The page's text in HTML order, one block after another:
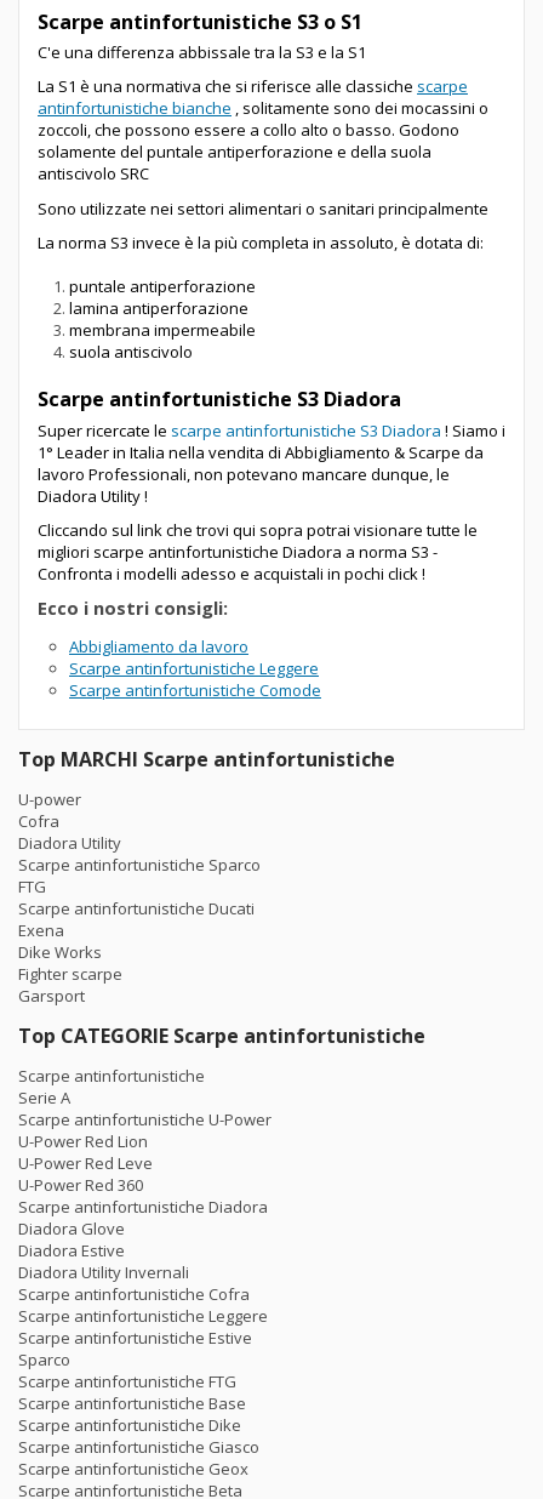
Scarpe antinfortunistiche S3 o S1
C'e una differenza abbissale tra la S3 e la S1
La S1 è una normativa che si riferisce alle classiche scarpe
antinfortunistiche bianche , solitamente sono dei mocassini o
zoccoli, che possono essere a collo alto o basso. Godono
solamente del puntale antiperforazione e della suola
antiscivolo SRC
Sono utilizzate nei settori alimentari o sanitari principalmente
La norma S3 invece è la più completa in assoluto, è dotata di:
puntale antiperforazione
lamina antiperforazione
membrana impermeabile
suola antiscivolo
Scarpe antinfortunistiche S3 Diadora
Super ricercate le scarpe antinfortunistiche S3 Diadora ! Siamo i
1° Leader in Italia nella vendita di Abbigliamento & Scarpe da
lavoro Professionali, non potevano mancare dunque, le
Diadora Utility !
Cliccando sul link che trovi qui sopra potrai visionare tutte le
migliori scarpe antinfortunistiche Diadora a norma S3 -
Confronta i modelli adesso e acquistali in pochi click !
Ecco i nostri consigli:
Abbigliamento da lavoro
Scarpe antinfortunistiche Leggere
Scarpe antinfortunistiche Comode
Top MARCHI Scarpe antinfortunistiche
U-power
Cofra
Diadora Utility
Scarpe antinfortunistiche Sparco
FTG
Scarpe antinfortunistiche Ducati
Exena
Dike Works
Fighter scarpe
Garsport
Top CATEGORIE Scarpe antinfortunistiche
Scarpe antinfortunistiche
Serie A
Scarpe antinfortunistiche U-Power
U-Power Red Lion
U-Power Red Leve
U-Power Red 360
Scarpe antinfortunistiche Diadora
Diadora Glove
Diadora Estive
Diadora Utility Invernali
Scarpe antinfortunistiche Cofra
Scarpe antinfortunistiche Leggere
Scarpe antinfortunistiche Estive
Sparco
Scarpe antinfortunistiche FTG
Scarpe antinfortunistiche Base
Scarpe antinfortunistiche Dike
Scarpe antinfortunistiche Giasco
Scarpe antinfortunistiche Geox
Scarpe antinfortunistiche Beta